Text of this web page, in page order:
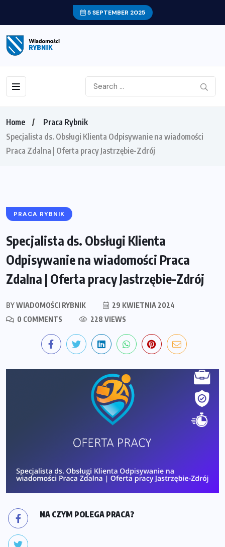
5 SEPTEMBER 2025
Home
Praca Rybnik
Specjalista ds. Obsługi Klienta Odpisywanie na wiadomości
Praca Zdalna | Oferta pracy Jastrzębie-Zdrój
PRACA RYBNIK
Specjalista ds. Obsługi Klienta
Odpisywanie na wiadomości Praca
Zdalna | Oferta pracy Jastrzębie-Zdrój
BYWIADOMOŚCI RYBNIK
29 KWIETNIA 2024
0 COMMENTS
228 VIEWS
NA CZYM POLEGA PRACA?